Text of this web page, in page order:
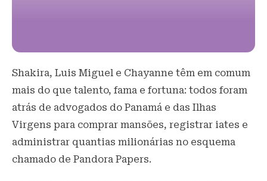
Shakira, Luis Miguel e Chayanne têm em comum
mais do que talento, fama e fortuna: todos foram
atrás de advogados do Panamá e das Ilhas
Virgens para comprar mansões, registrar iates e
administrar quantias milionárias no esquema
chamado de Pandora Papers.